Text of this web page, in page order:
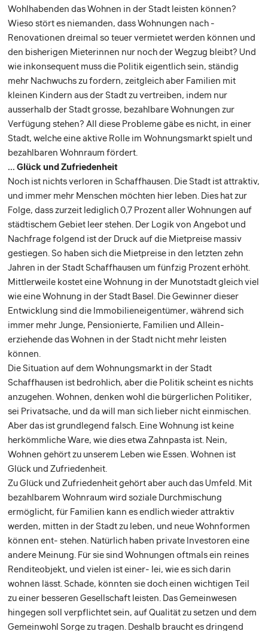
Wohlhabenden das Wohnen in der Stadt leisten können?
Wieso stört es niemanden, dass Wohnungen nach ­
Renovationen dreimal so teuer vermietet werden können und
den bisherigen Mieterinnen nur noch der Wegzug bleibt? Und
wie inkonsequent muss die Politik eigentlich sein, ständig
mehr Nachwuchs zu fordern, zeitgleich aber Familien mit
kleinen Kindern aus der Stadt zu vertreiben, indem nur
ausserhalb der Stadt grosse, bezahlbare Wohnungen zur
Verfügung stehen? All diese Probleme gäbe es nicht, in einer
Stadt, welche eine ­aktive Rolle im Wohnungsmarkt spielt und
bezahlbaren Wohnraum fördert.
... Glück und Zufriedenheit
Noch ist nichts verloren in Schaffhausen. Die Stadt ist attraktiv,
und ­immer mehr Menschen möchten hier ­leben. Dies hat zur
Folge, dass zurzeit lediglich 0,7 Prozent aller Wohnungen auf
städtischem Gebiet leer stehen. Der Logik von Angebot und
Nachfrage folgend ist der Druck auf die Mietpreise massiv
gestiegen. So haben sich die Mietpreise in den letzten zehn
Jahren in der Stadt Schaffhausen um fünfzig Prozent erhöht.
Mittlerweile kostet eine Wohnung in der Munotstadt gleich viel
wie eine Wohnung in der Stadt Basel. Die Gewinner dieser
Entwicklung sind die Immobilieneigentümer, während sich
immer mehr Junge, Pensionierte, Familien und Allein-
erziehende das Wohnen in der Stadt nicht mehr leisten
können.
Die Situation auf dem Wohnungsmarkt in der Stadt
Schaffhausen ist ­bedrohlich, aber die Politik scheint es nichts
anzugehen. Wohnen, denken wohl die bürgerlichen Politiker,
sei ­Privatsache, und da will man sich lieber nicht einmischen.
Aber das ist grundlegend falsch. Eine Wohnung ist keine
herkömmliche Ware, wie dies etwa Zahnpasta ist. Nein,
Wohnen gehört zu unserem Leben wie Essen. Wohnen ist
Glück und Zufriedenheit.
Zu Glück und Zufriedenheit gehört aber auch das Umfeld. Mit
bezahl­barem Wohnraum wird soziale Durchmischung
ermöglicht, für Familien kann es endlich wieder attraktiv
werden, mitten in der Stadt zu leben, und neue Wohnformen
können ent- stehen. Natürlich haben private Investoren eine
andere Meinung. Für sie sind Wohnungen oftmals ein reines
Renditeobjekt, und vielen ist einer- lei, wie es sich darin
wohnen lässt. Schade, könnten sie doch einen wichtigen Teil
zu einer besseren Gesellschaft leisten. Das Gemeinwesen
hingegen soll verpflichtet sein, auf Qualität zu setzen und dem
Gemeinwohl Sorge zu tragen. Deshalb braucht es dringend